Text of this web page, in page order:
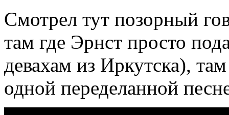
Смотрел тут позорный
там где Эрнст просто
девахам из Иркутска),
одной переделанной